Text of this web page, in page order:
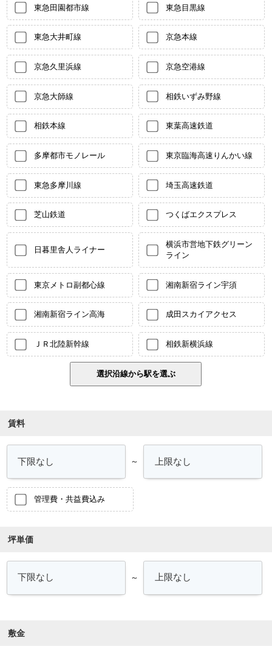
東急田園都市線 東急目黒線
東急大井町線 京急本線
京急久里浜線 京急空港線
京急大師線 相鉄いずみ野線
相鉄本線 東葉高速鉄道
多摩都市モノレール 東京臨海高速りんかい線
東急多摩川線 埼玉高速鉄道
芝山鉄道 つくばエクスプレス
日暮里舎人ライナー
横浜市営地下鉄グリーン
ライン
東京メトロ副都心線 湘南新宿ライン宇須
湘南新宿ライン高海 成田スカイアクセス
ＪＲ北陸新幹線 相鉄新横浜線
賃料
～
管理費・共益費込み
坪単価
～
敷金